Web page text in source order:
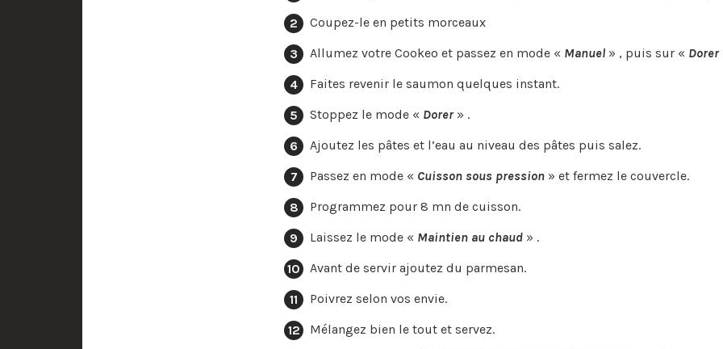
Coupez-le en petits morceaux
Allumez votre Cookeo et passez en mode « Manuel » , puis sur « Dorer
Faites revenir le saumon quelques instant.
Stoppez le mode « Dorer» .
Ajoutez les pâtes et l’eau au niveau des pâtes puis salez.
Passez en mode « Cuisson sous pression » et fermez le couvercle.
Programmez pour 8 mn de cuisson.
Laissez le mode « Maintien au chaud » .
Avant de servir ajoutez du parmesan.
Poivrez selon vos envie.
Mélangez bien le tout et servez.